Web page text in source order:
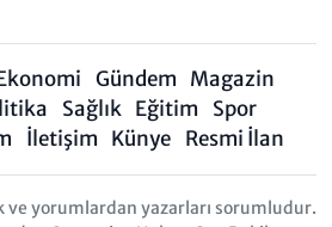
Gündem Magazin
Sağlık Eğitim
Spor
İletişim Künye Resmi İlan
ve yorumlardan yazarları sorumludur.